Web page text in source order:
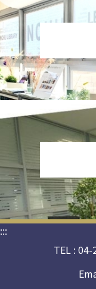
:::
TEL : 04-